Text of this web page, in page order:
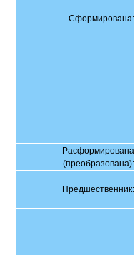
Сформирована:
Расформирована
(преобразована):
Предшественник: